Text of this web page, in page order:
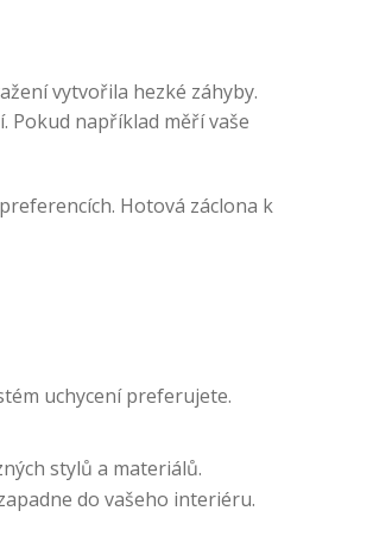
vytvořila hezké záhyby.
Pokud například měří vaše
Hotová záclona k
uchycení preferujete.
stylů a materiálů.
do vašeho interiéru.